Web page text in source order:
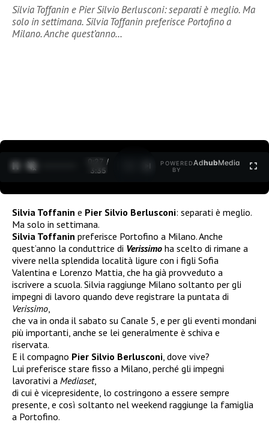
Silvia Toffanin e Pier Silvio Berlusconi: separati è meglio. Ma
solo in settimana. Silvia Toffanin preferisce Portofino a
Milano. Anche quest’anno…
0:27 /
3:35
POWERED
BY
AdhubMedia
Silvia Toffanin e Pier Silvio Berlusconi: separati è meglio.
Ma solo in settimana.
Silvia Toffanin preferisce Portofino a Milano. Anche
quest’anno la conduttrice di Verissimo ha scelto di rimane a
vivere nella splendida località ligure con i figli Sofia
Valentina e Lorenzo Mattia, che ha già provveduto a
iscrivere a scuola. Silvia raggiunge Milano soltanto per gli
impegni di lavoro quando deve registrare la puntata di
Verissimo
che va in onda il sabato su Canale 5, e per gli eventi mondani
più importanti, anche se lei generalmente è schiva e
riservata.
E il compagno Pier Silvio Berlusconi , dove vive?
Lui preferisce stare fisso a Milano, perché gli impegni
lavorativi a Mediaset,
di cui è vicepresidente, lo costringono a essere sempre
presente, e così soltanto nel weekend raggiunge la famiglia
a Portofino.